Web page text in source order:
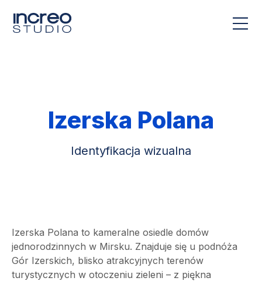
Izerska Polana
Identyfikacja wizualna
Izerska Polana to kameralne osiedle domów
jednorodzinnych w Mirsku. Znajduje się u podnóża
Gór Izerskich, blisko atrakcyjnych terenów
turystycznych w otoczeniu zieleni – z piękna